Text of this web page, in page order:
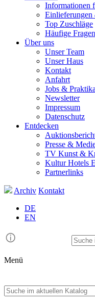
Informationen
Einlieferungen
Top Zuschläge
Häufige Fragen
Über uns
Unser Team
Unser Haus
Kontakt
Anfahrt
Jobs & Praktika
Newsletter
Impressum
Datenschutz
Entdecken
Presse &
TV Kunst &
Kultur Hotels
Partnerlinks
Archiv Kontakt
DE
EN
Menü